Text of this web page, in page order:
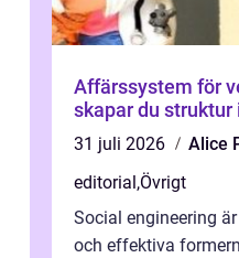
Affärssystem för
skapar du
31 juli 2026
Alice
editorial,Övrigt
Social engineering
och effektiva